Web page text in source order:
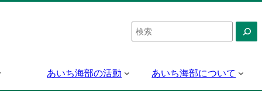
検
索
あいち海部の活動 あいち海部について